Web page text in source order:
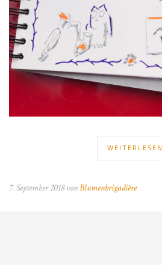
WEITERLESEN
7. September 2018 vonBlumenbrigadière